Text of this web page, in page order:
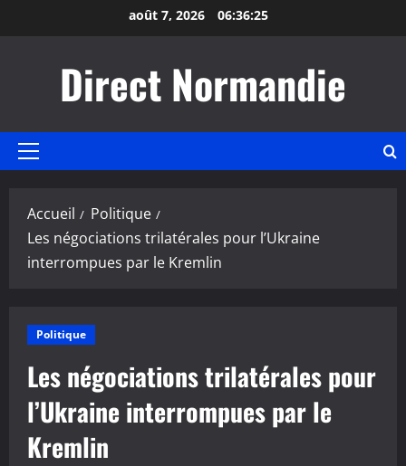
au
août 7, 2026 06:36:25
Direct Normandie
Menu
Accueil
Politique
Les négociations trilatérales pour l’Ukraine
interrompues par le Kremlin
Politique
Les négociations trilatérales pour
l’Ukraine interrompues par le
Kremlin